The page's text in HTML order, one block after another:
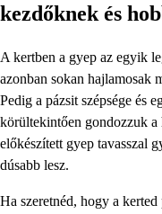
kezdőknek és
A kertben a gyep az egyik
azonban sokan hajlamosak
Pedig a pázsit szépsége és
körültekintően gondozzuk a
előkészített gyep tavasszal
dúsabb lesz.
Ha szeretnéd, hogy a